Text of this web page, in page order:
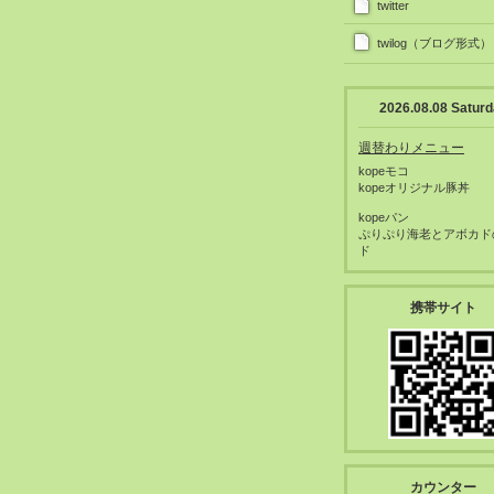
twitter
twilog（ブログ形式）
2026.08.08
週替わりメニュー
kopeモコ
kopeオリジナル豚丼
kopeパン
ぷりぷり海老とアボカド
ド
携帯サイト
カウンター